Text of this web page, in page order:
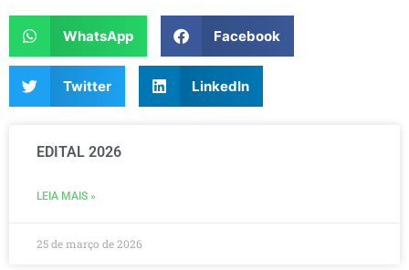
WhatsApp Facebook
Twitter LinkedIn
EDITAL 2026
LEIA MAIS »
25 de março de 2026